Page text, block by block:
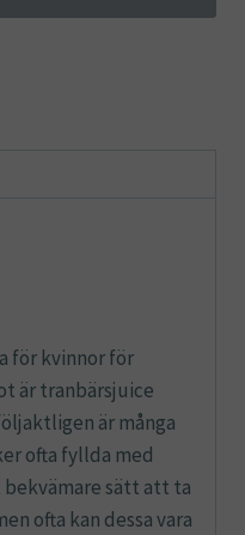
för kvinnor för
är tranbärsjuice
är många
ofta fyllda med
bekvämare sätt att ta
ofta kan dessa vara